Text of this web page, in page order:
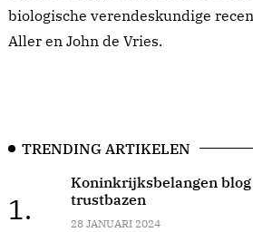
biologische verendeskundige
Aller en John de Vries.
TRENDING ARTIKELEN
1.
Koninkrijksbelangen
trustbazen
28 JANUARI 2024